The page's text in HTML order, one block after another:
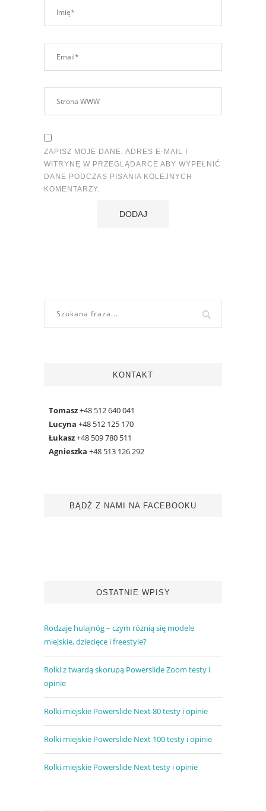
ZAPISZ MOJE DANE, ADRES E-MAIL I
WITRYNĘ W PRZEGLĄDARCE ABY WYPEŁNIĆ
DANE PODCZAS PISANIA KOLEJNYCH
KOMENTARZY.
KONTAKT
Tomasz+48 512 640 041
Lucyna +48 512 125 170
Łukasz+48 509 780 511
Agnieszka +48 513 126 292
BĄDŹ Z NAMI NA FACEBOOKU
OSTATNIE WPISY
Rodzaje hulajnóg – czym różnią się modele
miejskie, dziecięce i freestyle?
Rolki z twardą skorupą Powerslide Zoom testy i
opinie
Rolki miejskie Powerslide Next 80 testy i opinie
Rolki miejskie Powerslide Next 100 testy i opinie
Rolki miejskie Powerslide Next testy i opinie